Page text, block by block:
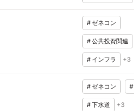
#ゼネコン
#公共投資関連
# インフラ +3
#ゼネコン #
#下水道 +3